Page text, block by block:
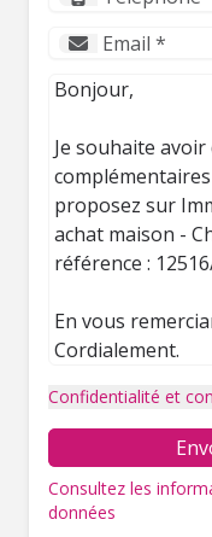
Confidentialité et
Consultez les
données